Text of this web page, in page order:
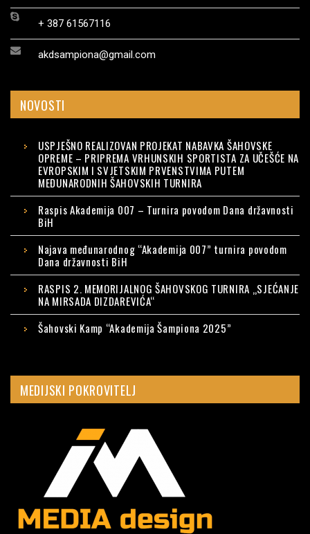
+ 387 61567116
akdsampiona@gmail.com
NOVOSTI
USPJEŠNO REALIZOVAN PROJEKAT NABAVKA ŠAHOVSKE
OPREME – PRIPREMA VRHUNSKIH SPORTISTA ZA UČEŠĆE NA
EVROPSKIM I SVJETSKIM PRVENSTVIMA PUTEM
MEĐUNARODNIH ŠAHOVSKIH TURNIRA
Raspis Akademija 007 – Turnira povodom Dana državnosti
BiH
Najava međunarodnog “Akademija 007” turnira povodom
Dana državnosti BiH
RASPIS 2. MEMORIJALNOG ŠAHOVSKOG TURNIRA „SJEĆANJE
NA MIRSADA DIZDAREVIĆA“
Šahovski Kamp “Akademija Šampiona 2025”
MEDIJSKI POKROVITELJ